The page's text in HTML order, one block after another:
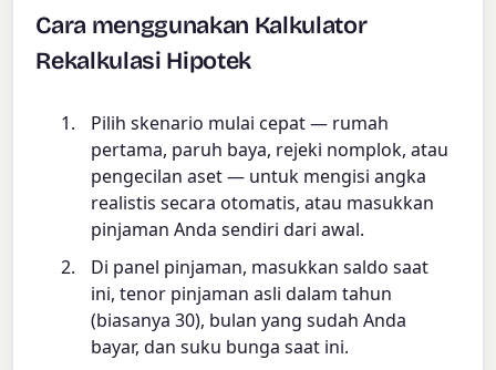
Cara menggunakan Kalkulator
Rekalkulasi Hipotek
Pilih skenario mulai cepat — rumah
pertama, paruh baya, rejeki nomplok, atau
pengecilan aset — untuk mengisi angka
realistis secara otomatis, atau masukkan
pinjaman Anda sendiri dari awal.
Di panel pinjaman, masukkan saldo saat
ini, tenor pinjaman asli dalam tahun
(biasanya 30), bulan yang sudah Anda
bayar, dan suku bunga saat ini.